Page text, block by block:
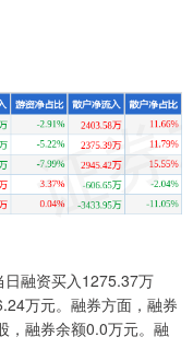
融资买入1275.37万
万元。融券方面，融券
，融券余额0.0万元。融